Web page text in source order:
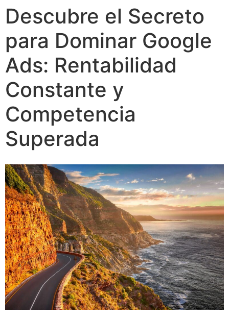
Descubre el Secreto
para Dominar Google
Ads: Rentabilidad
Constante y
Competencia
Superada